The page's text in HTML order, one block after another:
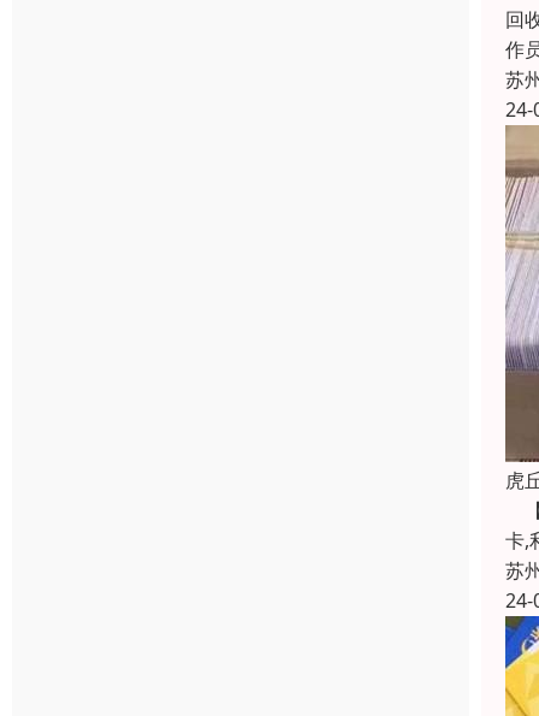
回
作
苏
24-
虎
卡,
苏
24-